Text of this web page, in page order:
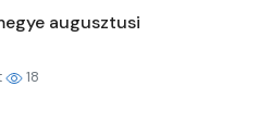
augusztusi
18